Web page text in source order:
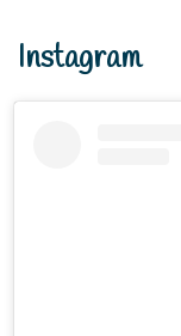
Instagram